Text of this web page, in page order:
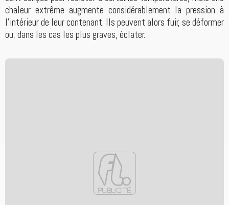
chaleur extrême augmente considérablement la pression à
l'intérieur de leur contenant. Ils peuvent alors fuir, se déformer
ou, dans les cas les plus graves, éclater.